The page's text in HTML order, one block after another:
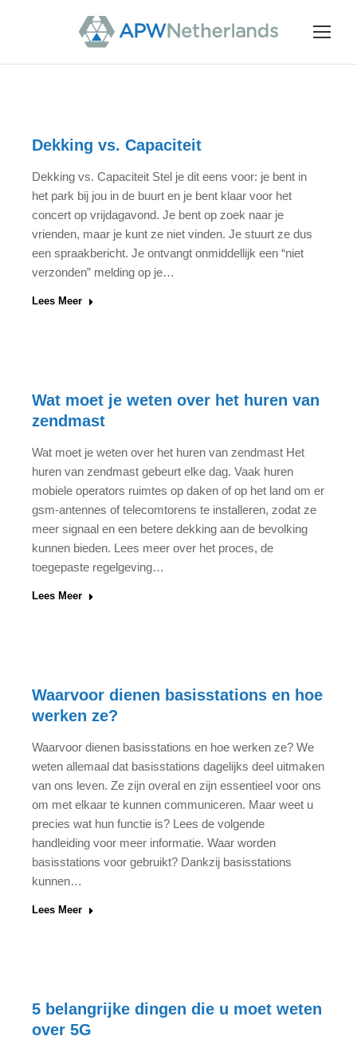
Dekking vs. Capaciteit
Dekking vs. Capaciteit Stel je dit eens voor: je bent in
het park bij jou in de buurt en je bent klaar voor het
concert op vrijdagavond. Je bent op zoek naar je
vrienden, maar je kunt ze niet vinden. Je stuurt ze dus
een spraakbericht. Je ontvangt onmiddellijk een “niet
verzonden” melding op je…
Lees Meer
Wat moet je weten over het huren van
zendmast
Wat moet je weten over het huren van zendmast Het
huren van zendmast gebeurt elke dag. Vaak huren
mobiele operators ruimtes op daken of op het land om er
gsm-antennes of telecomtorens te installeren, zodat ze
meer signaal en een betere dekking aan de bevolking
kunnen bieden. Lees meer over het proces, de
toegepaste regelgeving…
Lees Meer
Waarvoor dienen basisstations en hoe
werken ze?
Waarvoor dienen basisstations en hoe werken ze? We
weten allemaal dat basisstations dagelijks deel uitmaken
van ons leven. Ze zijn overal en zijn essentieel voor ons
om met elkaar te kunnen communiceren. Maar weet u
precies wat hun functie is? Lees de volgende
handleiding voor meer informatie. Waar worden
basisstations voor gebruikt? Dankzij basisstations
kunnen…
Lees Meer
5 belangrijke dingen die u moet weten
over 5G